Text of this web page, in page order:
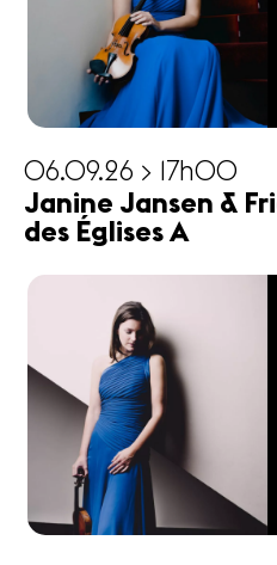
06.09.26 > 17h00
Janine Jansen &
des Églises A